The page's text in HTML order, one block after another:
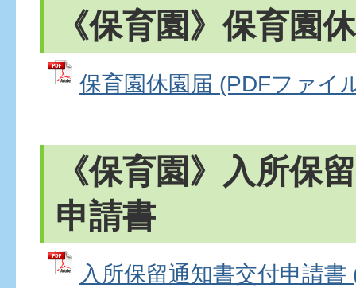
《保育園》保育園
保育園休園届 (PDFファイ
《保育園》入所保
申請書
入所保留通知書交付申請